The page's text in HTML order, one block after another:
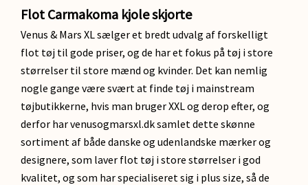
Flot Carmakoma kjole skjorte
Venus & Mars XL sælger et bredt udvalg af forskelligt
flot tøj til gode priser, og de har et fokus på tøj i store
størrelser til store mænd og kvinder. Det kan nemlig
nogle gange være svært at finde tøj i mainstream
tøjbutikkerne, hvis man bruger XXL og derop efter, og
derfor har venusogmarsxl.dk samlet dette skønne
sortiment af både danske og udenlandske mærker og
designere, som laver flot tøj i store størrelser i god
kvalitet, og som har specialiseret sig i plus size, så de